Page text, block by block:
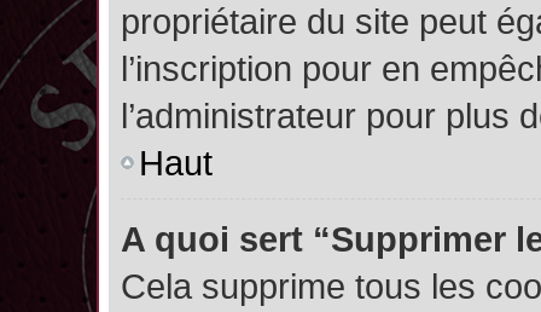
propriétaire du site peut
l’inscription pour en
l’administrateur pour plus
Haut
A quoi sert “Supprimer
Cela supprime tous les